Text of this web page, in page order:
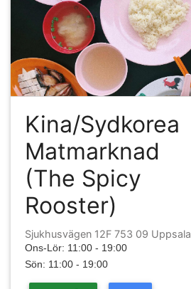
Kina/Sydkorea
Matmarknad
(The Spicy
Rooster)
Sjukhusvägen 12F 753 09 Uppsala
Ons-Lör: 11:00 - 19:00
Sön: 11:00 - 19:00